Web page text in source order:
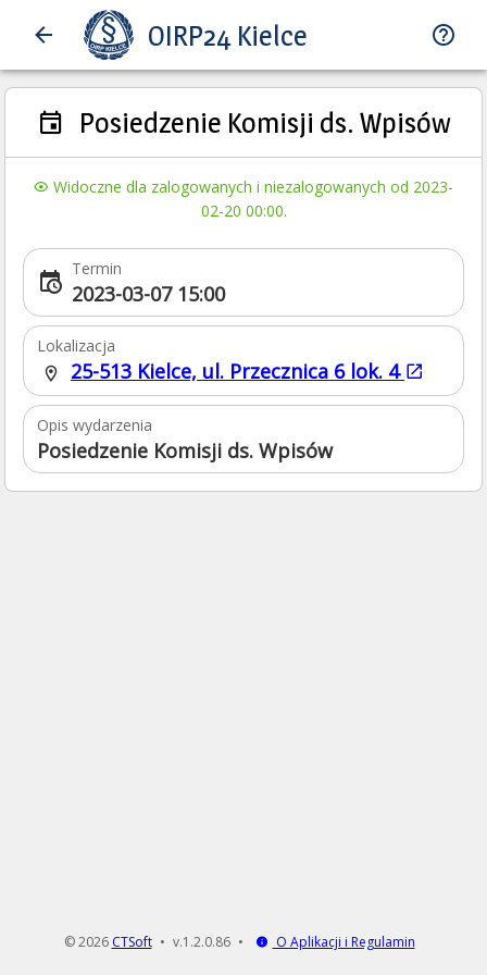
OIRP24 Kielce
Posiedzenie Komisji ds. Wpisów
Widoczne dla zalogowanych i niezalogowanych od 2023-
02-20 00:00.
Termin
2023-03-07 15:00
Lokalizacja
25-513 Kielce, ul. Przecznica 6 lok. 4
Opis wydarzenia
Posiedzenie Komisji ds. Wpisów
© 2026 CTSoft v.1.2.0.86 O Aplikacji i Regulamin